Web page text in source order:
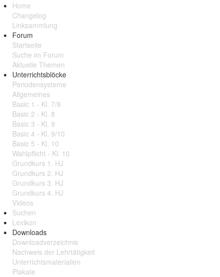
Home
Changelog
Linksammlung
Forum
Startseite
Suche im Forum
Aktuelle Themen
Unterrichtsblöcke
Periodensysteme
Allgemeines
Basic 1 - Kl. 7/8
Basic 2 - Kl. 8
Basic 3 - Kl. 9
Basic 4 - Kl. 9/10
Basic 5 - Kl. 10
Wahlpflicht - Kl. 10
Grundkurs 1. HJ
Grundkurs 2. HJ
Grundkurs 3. HJ
Grundkurs 4. HJ
Videos
Suchen
Lexikon
Downloads
Downloadverzeichnis
Nachweis der Lehrtätigkeit
Unterrichtsmaterialien
Plakate